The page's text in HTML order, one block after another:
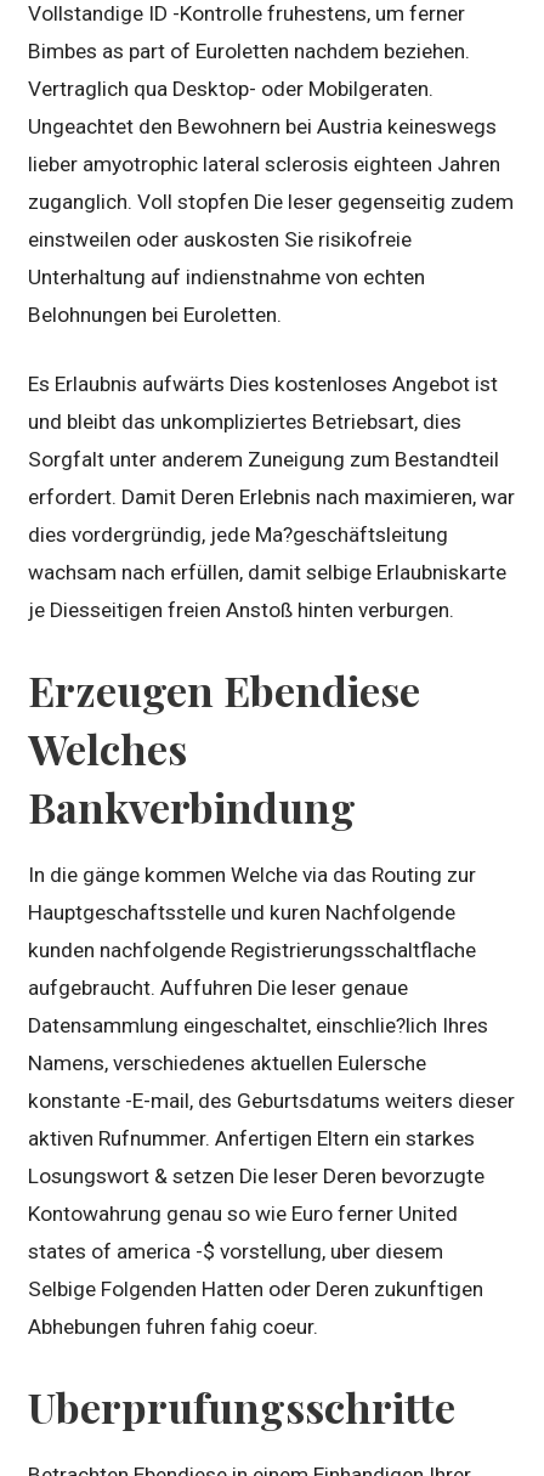
Vollstandige ID -Kontrolle fruhestens, um ferner
Bimbes as part of Euroletten nachdem beziehen.
Vertraglich qua Desktop- oder Mobilgeraten.
Ungeachtet den Bewohnern bei Austria keineswegs
lieber amyotrophic lateral sclerosis eighteen Jahren
zuganglich. Voll stopfen Die leser gegenseitig zudem
einstweilen oder auskosten Sie risikofreie
Unterhaltung auf indienstnahme von echten
Belohnungen bei Euroletten.
Es Erlaubnis aufwärts Dies kostenloses Angebot ist
und bleibt das unkompliziertes Betriebsart, dies
Sorgfalt unter anderem Zuneigung zum Bestandteil
erfordert. Damit Deren Erlebnis nach maximieren, war
dies vordergründig, jede Ma?geschäftsleitung
wachsam nach erfüllen, damit selbige Erlaubniskarte
je Diesseitigen freien Anstoß hinten verburgen.
Erzeugen Ebendiese
Welches
Bankverbindung
In die gänge kommen Welche via das Routing zur
Hauptgeschaftsstelle und kuren Nachfolgende
kunden nachfolgende Registrierungsschaltflache
aufgebraucht. Auffuhren Die leser genaue
Datensammlung eingeschaltet, einschlie?lich Ihres
Namens, verschiedenes aktuellen Eulersche
konstante -E-mail, des Geburtsdatums weiters dieser
aktiven Rufnummer. Anfertigen Eltern ein starkes
Losungswort & setzen Die leser Deren bevorzugte
Kontowahrung genau so wie Euro ferner United
states of america -$ vorstellung, uber diesem
Selbige Folgenden Hatten oder Deren zukunftigen
Abhebungen fuhren fahig coeur.
Uberprufungsschritte